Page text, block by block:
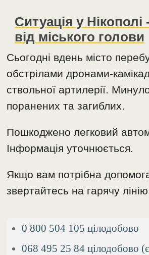
Ситуація у Нікополі
від міського голови
Сьогодні вдень місто
обстрілами дронами-
ствольної артилерії.
поранених та загиблих.
Пошкоджено легковий
Інформація уточнюється.
Якщо вам потрібна
звертайтесь на гарячу
0 800 504 105 цілодобово
068 495 25 84 цілодобово